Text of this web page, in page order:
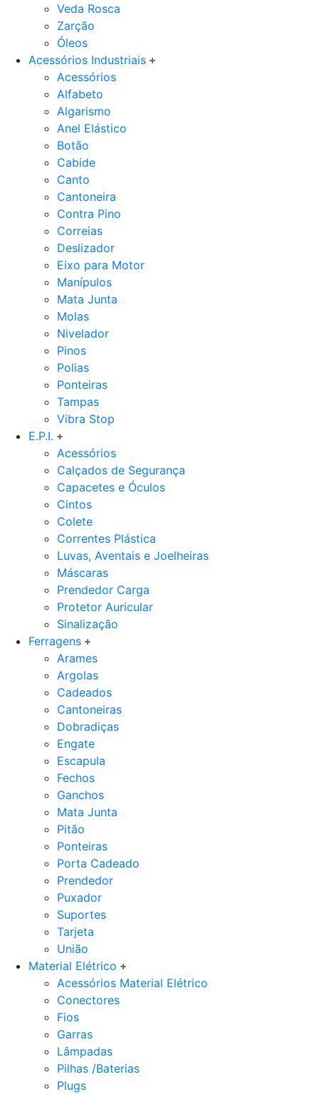
Veda Rosca
Zarção
Óleos
Acessórios Industriais
Acessórios
Alfabeto
Algarismo
Anel Elástico
Botão
Cabide
Canto
Cantoneira
Contra Pino
Correias
Deslizador
Eixo para Motor
Manípulos
Mata Junta
Molas
Nivelador
Pinos
Polias
Ponteiras
Tampas
Vibra Stop
E.P.I.
Acessórios
Calçados de Segurança
Capacetes e Óculos
Cintos
Colete
Correntes Plástica
Luvas, Aventais e Joelheiras
Máscaras
Prendedor Carga
Protetor Auricular
Sinalização
Ferragens
Arames
Argolas
Cadeados
Cantoneiras
Dobradiças
Engate
Escapula
Fechos
Ganchos
Mata Junta
Pitão
Ponteiras
Porta Cadeado
Prendedor
Puxador
Suportes
Tarjeta
União
Material Elétrico
Acessórios Material Elétrico
Conectores
Fios
Garras
Lâmpadas
Pilhas /Baterias
Plugs